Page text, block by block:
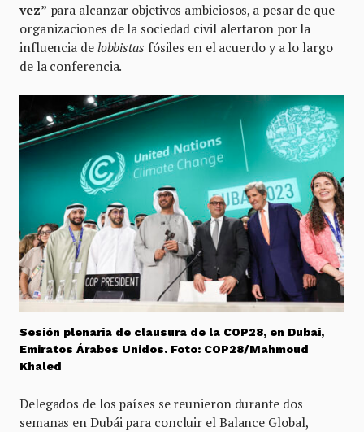
vez” para alcanzar objetivos ambiciosos, a pesar de que
organizaciones de la sociedad civil alertaron por la
influencia de lobbistas fósiles en el acuerdo y a lo largo
de la conferencia.
Sesión plenaria de clausura de la COP28, en Dubai,
Emiratos Árabes Unidos. Foto: COP28/Mahmoud
Khaled
Delegados de los países se reunieron durante dos
semanas en Dubái para concluir el Balance Global,